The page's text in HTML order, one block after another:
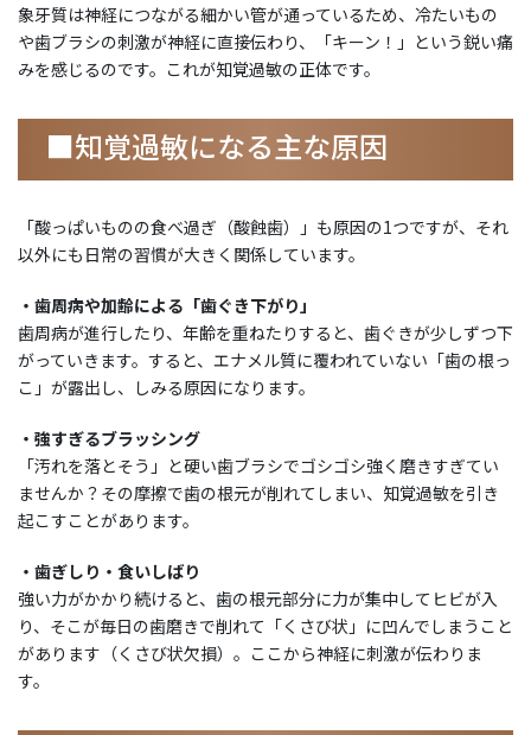
象牙質は神経につながる細かい管が通っているため、冷たいもの
や歯ブラシの刺激が神経に直接伝わり、「キーン！」という鋭い痛
みを感じるのです。これが知覚過敏の正体です。
■知覚過敏になる主な原因
「酸っぱいものの食べ過ぎ（酸蝕歯）」も原因の1つですが、それ
以外にも日常の習慣が大きく関係しています。
・歯周病や加齢による「歯ぐき下がり」
歯周病が進行したり、年齢を重ねたりすると、歯ぐきが少しずつ下
がっていきます。すると、エナメル質に覆われていない「歯の根っ
こ」が露出し、しみる原因になります。
・強すぎるブラッシング
「汚れを落とそう」と硬い歯ブラシでゴシゴシ強く磨きすぎてい
ませんか？その摩擦で歯の根元が削れてしまい、知覚過敏を引き
起こすことがあります。
・歯ぎしり・食いしばり
強い力がかかり続けると、歯の根元部分に力が集中してヒビが入
り、そこが毎日の歯磨きで削れて「くさび状」に凹んでしまうこと
があります（くさび状欠損）。ここから神経に刺激が伝わりま
す。